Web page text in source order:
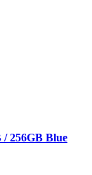
/ 256GB Blue